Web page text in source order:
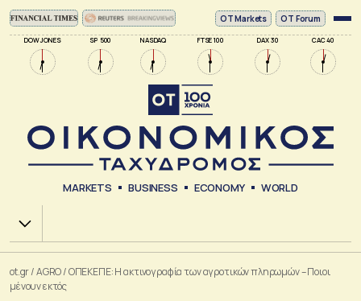
DOW JONES SP 500 NASDAQ FTSE 100 DAX 30 CAC 40
ΟΤ Markets OT Forum
MARKETS BUSINESS ECONOMY WORLD
Χ.Α.
ot.gr/AGRO/ΟΠΕΚΕΠΕ: Η ακτινογραφία των αγροτικών πληρωμών – Ποιοι
μένουν εκτός